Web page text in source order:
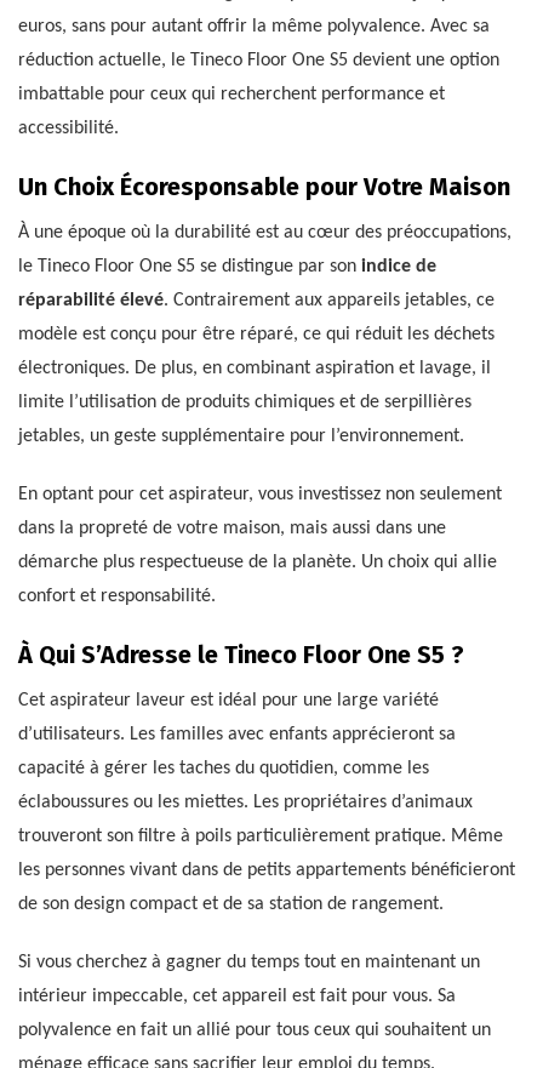
euros, sans pour autant offrir la même polyvalence. Avec sa
réduction actuelle, le Tineco Floor One S5 devient une option
imbattable pour ceux qui recherchent performance et
accessibilité.
Un Choix Écoresponsable pour Votre Maison
À une époque où la durabilité est au cœur des préoccupations,
le Tineco Floor One S5 se distingue par son indice de
réparabilité élevé. Contrairement aux appareils jetables, ce
modèle est conçu pour être réparé, ce qui réduit les déchets
électroniques. De plus, en combinant aspiration et lavage, il
limite l’utilisation de produits chimiques et de serpillières
jetables, un geste supplémentaire pour l’environnement.
En optant pour cet aspirateur, vous investissez non seulement
dans la propreté de votre maison, mais aussi dans une
démarche plus respectueuse de la planète. Un choix qui allie
confort et responsabilité.
À Qui S’Adresse le Tineco Floor One S5 ?
Cet aspirateur laveur est idéal pour une large variété
d’utilisateurs. Les familles avec enfants apprécieront sa
capacité à gérer les taches du quotidien, comme les
éclaboussures ou les miettes. Les propriétaires d’animaux
trouveront son filtre à poils particulièrement pratique. Même
les personnes vivant dans de petits appartements bénéficieront
de son design compact et de sa station de rangement.
Si vous cherchez à gagner du temps tout en maintenant un
intérieur impeccable, cet appareil est fait pour vous. Sa
polyvalence en fait un allié pour tous ceux qui souhaitent un
ménage efficace sans sacrifier leur emploi du temps.